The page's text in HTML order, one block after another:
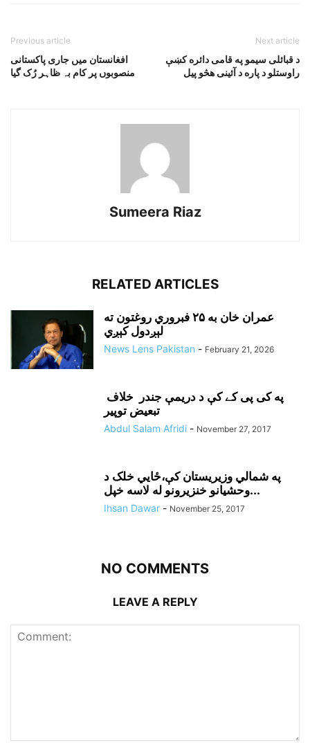
Previous article
افغانستان میں جاری پاکستانی
منصوبوں پر کام بہ ظاہر رُک گیا
Next article
د قبائلى سيمو په قامى دائره کښې
راوستلو د پاره د آئينى هڅو پيل
Sumeera Riaz
RELATED ARTICLES
عمران خان به ۲۵ فبروري روغتون ته
لېږدول کېږي
News Lens Pakistan - February 21, 2026
په کی پی کے کې د دريمې جندر خلاف
تبعيض توپير
Abdul Salam Afridi - November 27, 2017
په شمالي وزيريستان کې،ځايي خلک د
وحشيانو خنزيرونو له لاسه خپل...
Ihsan Dawar - November 25, 2017
NO COMMENTS
LEAVE A REPLY